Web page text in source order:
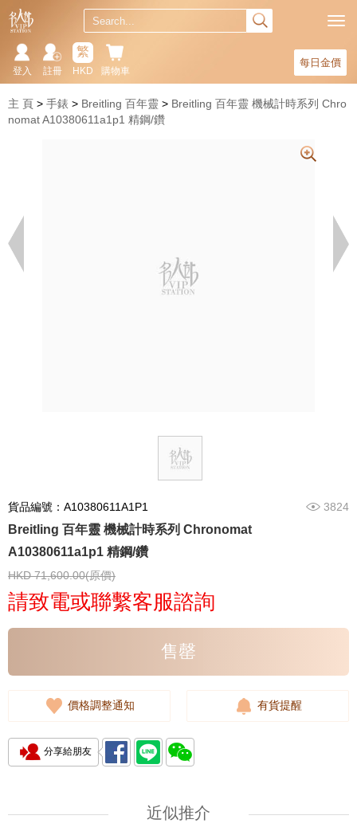
每日金價
購物車
繁
HKD
註冊
登入
主 頁 手錶 Breitling 百年靈
Breitling 百年靈 機械計時系列 Chro
nomat A10380611a1p1 精鋼/鑽
貨品編號：A10380611A1P1 3824
Breitling 百年靈 機械計時系列 Chronomat
A10380611a1p1 精鋼/鑽
HKD 71,600.00(原價)
請致電或聯繫客服諮詢
售罄
價格調整通知 有貨提醒
分享給朋友
近似推介